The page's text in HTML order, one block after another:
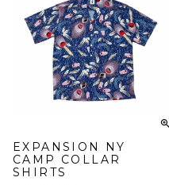
EXPANSION NY
CAMP COLLAR
SHIRTS